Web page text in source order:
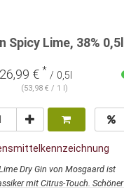
Spicy Lime, 38% 0,5l
26,99 € * / 0,5l
(53,98 € / 1 l)
Dry Gin von Mosgaard ist
mit Citrus-Touch. Schöner